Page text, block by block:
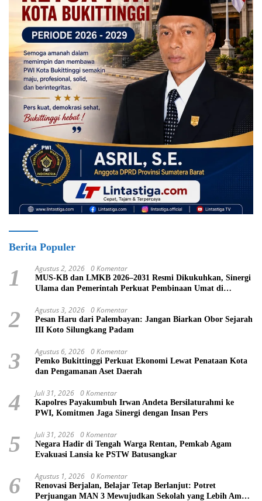
Berita Populer
1 Agustus 2, 2026 0 Komentar
MUS-KB dan LMKB 2026–2031 Resmi Dikukuhkan, Sinergi
Ulama dan Pemerintah Perkuat Pembinaan Umat di
2 Agustus 3, 2026 0 Komentar
Pesan Haru dari Palembayan: Jangan Biarkan Obor Sejarah
III Koto Silungkang Padam
3 Agustus 6, 2026 0 Komentar
Pemko Bukittinggi Perkuat Ekonomi Lewat Penataan Kota
dan Pengamanan Aset Daerah
4 Juli 31, 2026 0 Komentar
Kapolres Payakumbuh Irwan Andeta Bersilaturahmi ke
PWI, Komitmen Jaga Sinergi dengan Insan Pers
5 Juli 31, 2026 0 Komentar
Negara Hadir di Tengah Warga Rentan, Pemkab Agam
Evakuasi Lansia ke PSTW Batusangkar
6 Agustus 1, 2026 0 Komentar
Renovasi Berjalan, Belajar Tetap Berlanjut: Potret
Perjuangan MAN 3 Mewujudkan Sekolah yang Lebih Aman